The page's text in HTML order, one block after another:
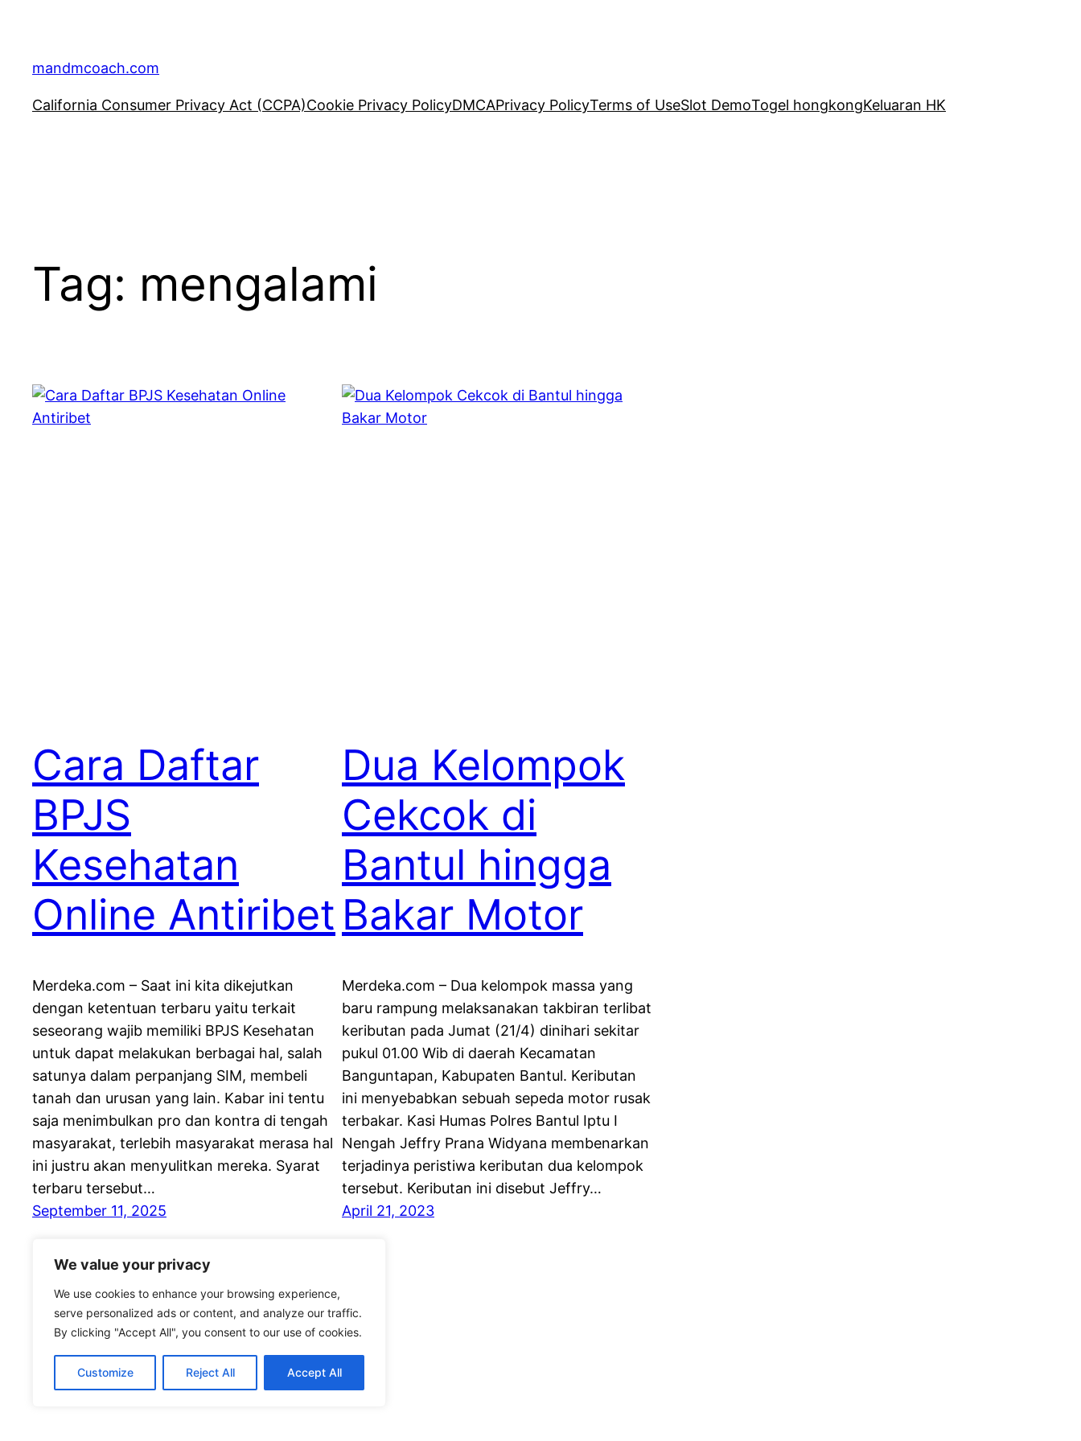
We value your privacy
We use cookies to enhance your browsing experience,
serve personalized ads or content, and analyze our traffic.
By clicking "Accept All", you consent to our use of cookies.
Customize Reject All Accept All
content
mandmcoach.com
California Consumer Privacy Act (CCPA)Cookie Privacy PolicyDMCAPrivacy PolicyTerms of UseSlot DemoTogel hongkongKeluaran HK
Tag: mengalami
Cara Daftar
BPJS
Kesehatan
Online Antiribet
Merdeka.com – Saat ini kita dikejutkan
dengan ketentuan terbaru yaitu terkait
seseorang wajib memiliki BPJS Kesehatan
untuk dapat melakukan berbagai hal, salah
satunya dalam perpanjang SIM, membeli
tanah dan urusan yang lain. Kabar ini tentu
saja menimbulkan pro dan kontra di tengah
masyarakat, terlebih masyarakat merasa hal
ini justru akan menyulitkan mereka. Syarat
terbaru tersebut…
September 11, 2025
Dua Kelompok
Cekcok di
Bantul hingga
Bakar Motor
Merdeka.com – Dua kelompok massa yang
baru rampung melaksanakan takbiran terlibat
keributan pada Jumat (21/4) dinihari sekitar
pukul 01.00 Wib di daerah Kecamatan
Banguntapan, Kabupaten Bantul. Keributan
ini menyebabkan sebuah sepeda motor rusak
terbakar. Kasi Humas Polres Bantul Iptu I
Nengah Jeffry Prana Widyana membenarkan
terjadinya peristiwa keributan dua kelompok
tersebut. Keributan ini disebut Jeffry…
April 21, 2023